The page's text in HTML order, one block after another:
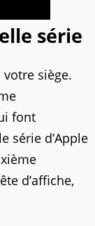
série
siège.
font
série d’Apple
d’affiche,